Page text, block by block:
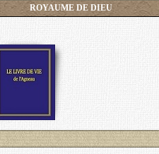
ROYAUME DE DIEU